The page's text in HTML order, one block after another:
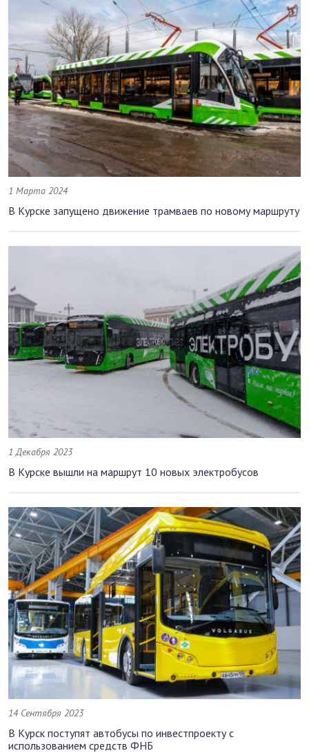
1 Марта 2024
В Курске запущено движение трамваев по новому маршруту
1 Декабря 2023
В Курске вышли на маршрут 10 новых электробусов
14 Сентября 2023
В Курск поступят автобусы по инвестпроекту с
использованием средств ФНБ